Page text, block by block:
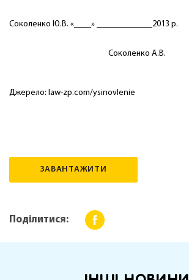
Соколенко Ю.В. «____» _____________2013 р.
Соколенко А.В.
Джерело: law-zp.com/ysinovlenie
ЗАВАНТАЖИТИ
Поділитися: